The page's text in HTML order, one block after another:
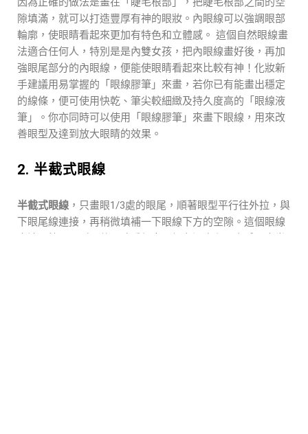
隙填滿，就可以打造豐厚有神的眼妝。內眼線可以強調眼部
輪廓，使眼睛看起來更加有特色和立體感。 這個自然眼線畫
法適合任何人，特別是是內雙女孩，把內眼線畫好後，再加
強眼尾部分的內眼線，便能使眼睛看起來比較有神！化妝新
手建議用易掌握的「眼線膠筆」來畫，若你已有能畫出穩定
的線條，便可使用快乾、筆尖較細緻及持久度高的「眼線液
筆」。你亦同時可以使用「眼線膠筆」來畫下眼線，用來改
善眼型及達到放大眼睛的效果。
2. 半截式眼線
半截式眼線 ，只畫眼1/3處的眼尾，順著眼型平行往外拉，與
下眼尾線連接，再稍微填補一下眼線下方的空隙。這個眼線